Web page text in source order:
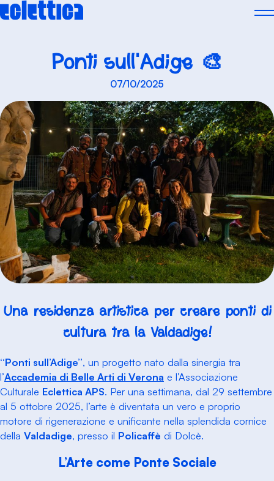
Skip
to
Ponti sull’Adige 🎨
07/10/2025
Una residenza artistica per creare ponti di
cultura tra la Valdadige!
“Ponti sull’Adige”, un progetto nato dalla sinergia tra
l’Accademia di Belle Arti di Verona e l’Associazione
Culturale Eclettica APS. Per una settimana, dal 29 settembre
al 5 ottobre 2025, l’arte è diventata un vero e proprio
motore di rigenerazione e unificante nella splendida cornice
della Valdadige, presso il Policaffè di Dolcè.
L’Arte come Ponte Sociale